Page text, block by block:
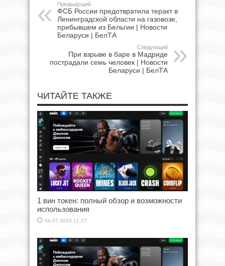
Предыдущий
ФСБ России предотвратила теракт в
Ленинградской области на газовозе,
прибывшем из Бельгии | Новости
Беларуси | БелТА
Следующий
При взрыве в баре в Мадриде
пострадали семь человек | Новости
Беларуси | БелТА
ЧИТАЙТЕ ТАКЖЕ
1 вин токен: полный обзор и возможности
использования
04.07.2026 11:17